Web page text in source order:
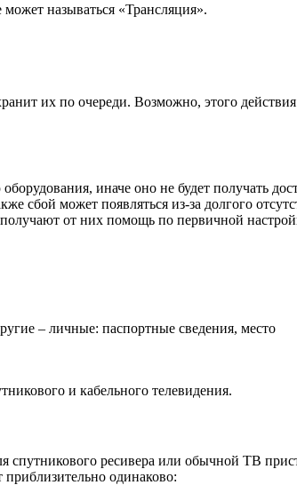
называться «Трансляция».
их по очереди. Возможно, этого действия
иначе оно не будет получать
сбой может появляться из-за долгого
от них помощь по первичной
– личные: паспортные сведения, место
и кабельного телевидения.
спутникового ресивера или обычной ТВ
одинаково: